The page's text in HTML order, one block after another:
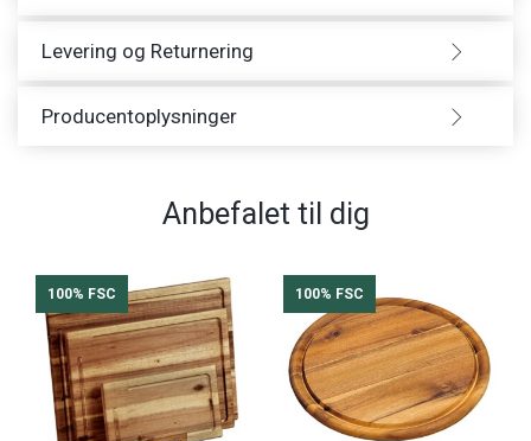
Levering og Returnering
Producentoplysninger
Anbefalet til dig
100% FSC 100% FSC